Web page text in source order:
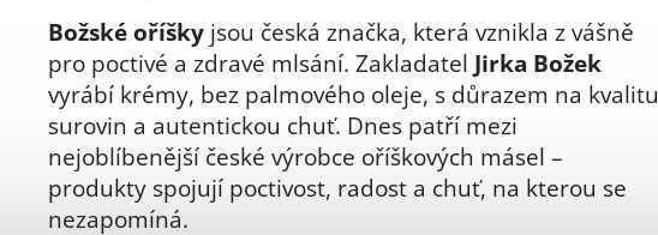
Božské oříšky jsou česká značka, která vznikla z vášně
pro poctivé a zdravé mlsání. Zakladatel Jirka Božek
vyrábí krémy, bez palmového oleje, s důrazem na kvalitu
surovin a autentickou chuť. Dnes patří mezi
nejoblíbenější české výrobce oříškových másel –
produkty spojují poctivost, radost a chuť, na kterou se
nezapomíná.